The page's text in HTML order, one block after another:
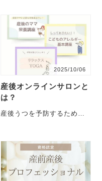
します！ ・・・
2025/10/06
産後オンラインサロンと
は？
産後うつを予防するため
ムでサポートしている、一
般社・・・